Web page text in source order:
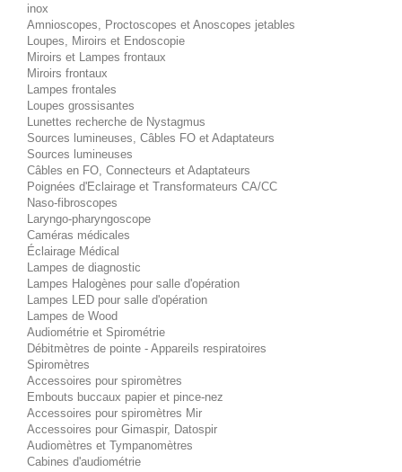
inox
Amnioscopes, Proctoscopes et Anoscopes jetables
Loupes, Miroirs et Endoscopie
Miroirs et Lampes frontaux
Miroirs frontaux
Lampes frontales
Loupes grossisantes
Lunettes recherche de Nystagmus
Sources lumineuses, Câbles FO et Adaptateurs
Sources lumineuses
Câbles en FO, Connecteurs et Adaptateurs
Poignées d'Eclairage et Transformateurs CA/CC
Naso-fibroscopes
Laryngo-pharyngoscope
Caméras médicales
Éclairage Médical
Lampes de diagnostic
Lampes Halogènes pour salle d'opération
Lampes LED pour salle d'opération
Lampes de Wood
Audiométrie et Spirométrie
Débitmètres de pointe - Appareils respiratoires
Spiromètres
Accessoires pour spiromètres
Embouts buccaux papier et pince-nez
Accessoires pour spiromètres Mir
Accessoires pour Gimaspir, Datospir
Audiomètres et Tympanomètres
Cabines d'audiométrie